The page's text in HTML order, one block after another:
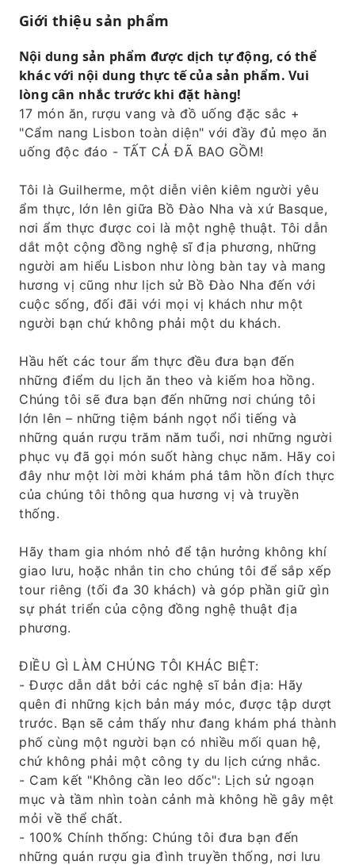
kẹo hiếm có, lấy cảm hứng từ các tu viện.
Khám phá 5 khu phố cổ kính trong một
chuyến đi bộ xuống dốc dễ dàng.
Bạn có thể bỏ qua hàng dài người xếp hàng
để lên đỉnh cáp treo Santa Justa hoàn toàn
miễn phí.
Nhận ngay danh sách "bí quyết nội bộ" toàn
thành phố về nhà hàng, quán bar, địa điểm
ngắm hoàng hôn và nhiều hơn nữa.
Giới thiệu sản phẩm
Nội dung sản phẩm được dịch tự động, có thể
khác với nội dung thực tế của sản phẩm. Vui
lòng cân nhắc trước khi đặt hàng!
17 món ăn, rượu vang và đồ uống đặc sắc +
"Cẩm nang Lisbon toàn diện" với đầy đủ mẹo ăn
uống độc đáo - TẤT CẢ ĐÃ BAO GỒM!
Tôi là Guilherme, một diễn viên kiêm người yêu
ẩm thực, lớn lên giữa Bồ Đào Nha và xứ Basque,
nơi ẩm thực được coi là một nghệ thuật. Tôi dẫn
dắt một cộng đồng nghệ sĩ địa phương, những
người am hiểu Lisbon như lòng bàn tay và mang
hương vị cũng như lịch sử Bồ Đào Nha đến với
cuộc sống, đối đãi với mọi vị khách như một
người bạn chứ không phải một du khách.
Hầu hết các tour ẩm thực đều đưa bạn đến
những điểm du lịch ăn theo và kiếm hoa hồng.
Chúng tôi sẽ đưa bạn đến những nơi chúng tôi
lớn lên – những tiệm bánh ngọt nổi tiếng và
những quán rượu trăm năm tuổi, nơi những người
phục vụ đã gọi món suốt hàng chục năm. Hãy coi
đây như một lời mời khám phá tâm hồn đích thực
của chúng tôi thông qua hương vị và truyền
thống.
Hãy tham gia nhóm nhỏ để tận hưởng không khí
giao lưu, hoặc nhắn tin cho chúng tôi để sắp xếp
tour riêng (tối đa 30 khách) và góp phần giữ gìn
sự phát triển của cộng đồng nghệ thuật địa
phương.
ĐIỀU GÌ LÀM CHÚNG TÔI KHÁC BIỆT:
- Được dẫn dắt bởi các nghệ sĩ bản địa: Hãy
quên đi những kịch bản máy móc, được tập dượt
trước. Bạn sẽ cảm thấy như đang khám phá thành
phố cùng một người bạn có nhiều mối quan hệ,
chứ không phải một công ty du lịch cứng nhắc.
- Cam kết "Không cần leo dốc": Lịch sử ngoạn
mục và tầm nhìn toàn cảnh mà không hề gây mệt
mỏi về thể chất.
- 100% Chính thống: Chúng tôi đưa bạn đến
những quán rượu gia đình truyền thống, nơi lưu